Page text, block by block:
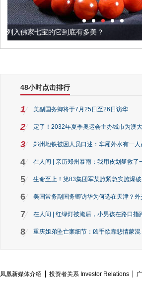
底有多美？
48小时点击排行
1 美副国务卿将于7月25日至26日访华
2 定了！2032年夏季奥运会主办城市为澳
3 郑州地铁被困人员口述：车厢外水有一
4 在人间 | 亲历郑州暴雨：我用皮划艇救了
5 生命至上！第83集团军某旅紧急实施爆
6 美国常务副国务卿访华为何选在天津？外
7 在人间 | 红绿灯被淹后，小男孩在路口指
8 重庆姐弟坠亡案细节：凶手欲靠悲情蒙
凤凰新媒体介绍 投资者关系 Investor Relations